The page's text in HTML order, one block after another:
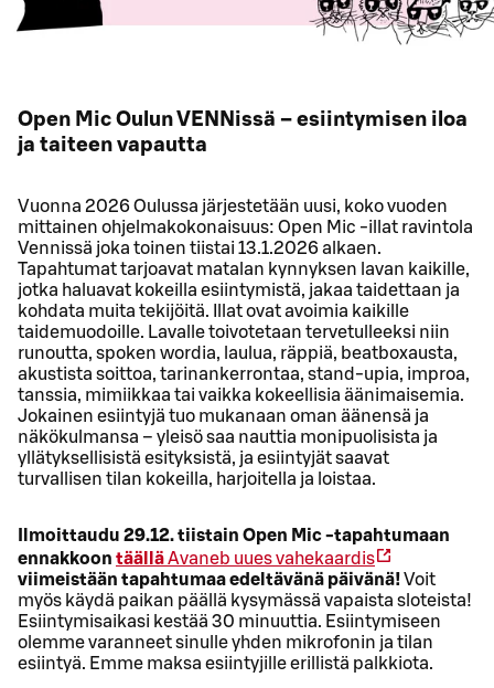
Open Mic Oulun VENNissä – esiintymisen iloa
ja taiteen vapautta
Vuonna 2026 Oulussa järjestetään uusi, koko vuoden
mittainen ohjelmakokonaisuus: Open Mic -illat ravintola
Vennissä joka toinen tiistai 13.1.2026 alkaen.
Tapahtumat tarjoavat matalan kynnyksen lavan kaikille,
jotka haluavat kokeilla esiintymistä, jakaa taidettaan ja
kohdata muita tekijöitä. Illat ovat avoimia kaikille
taidemuodoille. Lavalle toivotetaan tervetulleeksi niin
runoutta, spoken wordia, laulua, räppiä, beatboxausta,
akustista soittoa, tarinankerrontaa, stand-upia, improa,
tanssia, mimiikkaa tai vaikka kokeellisia äänimaisemia.
Jokainen esiintyjä tuo mukanaan oman äänensä ja
näkökulmansa – yleisö saa nauttia monipuolisista ja
yllätyksellisistä esityksistä, ja esiintyjät saavat
turvallisen tilan kokeilla, harjoitella ja loistaa.
Ilmoittaudu 29.12. tiistain Open Mic -tapahtumaan
ennakkoon täälläAvaneb uues vahekaardis
viimeistään tapahtumaa edeltävänä päivänä!Voit
myös käydä paikan päällä kysymässä vapaista sloteista!
Esiintymisaikasi kestää 30 minuuttia. Esiintymiseen
olemme varanneet sinulle yhden mikrofonin ja tilan
esiintyä. Emme maksa esiintyjille erillistä palkkiota.